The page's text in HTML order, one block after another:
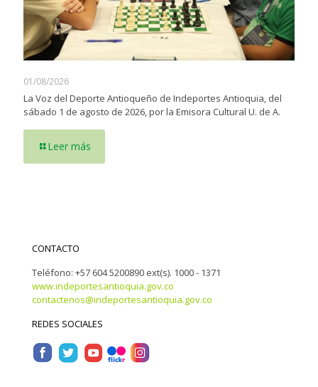
01/08/2026
La Voz del Deporte Antioqueño de Indeportes Antioquia, del
sábado 1 de agosto de 2026, por la Emisora Cultural U. de A.
Leer más
CONTACTO
Teléfono: +57 604 5200890 ext(s). 1000 - 1371
www.indeportesantioquia.gov.co
contactenos@indeportesantioquia.gov.co
REDES SOCIALES